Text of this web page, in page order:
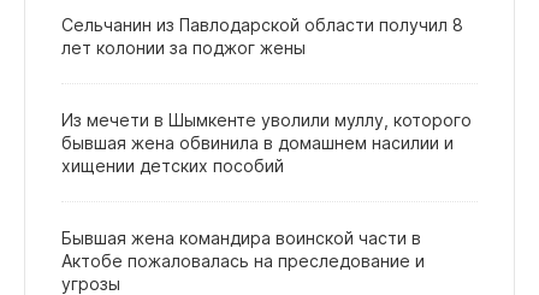
Сельчанин из Павлодарской области получил 8
лет колонии за поджог жены
Из мечети в Шымкенте уволили муллу, которого
бывшая жена обвинила в домашнем насилии и
хищении детских пособий
Бывшая жена командира воинской части в
Актобе пожаловалась на преследование и
угрозы